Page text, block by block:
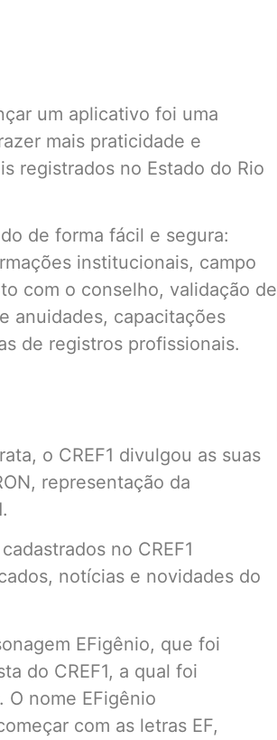
um aplicativo foi uma
mais praticidade e
registrados no Estado do Rio
de forma fácil e segura:
institucionais, campo
com o conselho, validação de
anuidades, capacitações
de registros profissionais.
o CREF1 divulgou as suas
representação da
no CREF1
notícias e novidades do
EFigênio, que foi
do CREF1, a qual foi
O nome EFigênio
com as letras EF,